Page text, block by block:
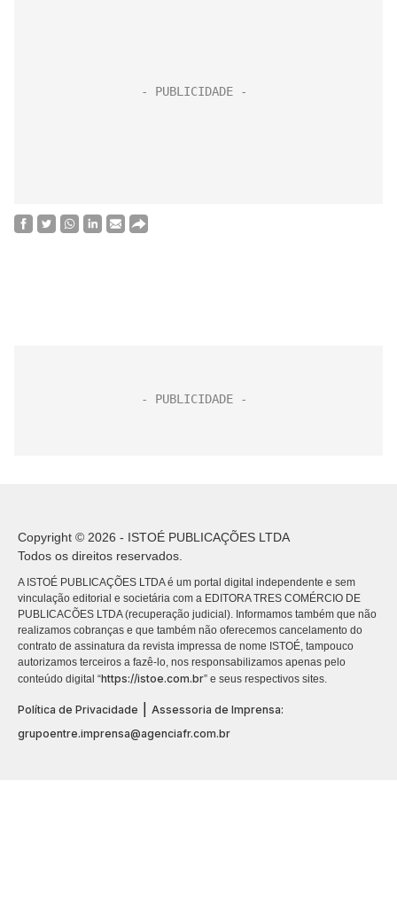
Copyright © 2026 - ISTOÉ PUBLICAÇÕES LTDA
Todos os direitos reservados.
A ISTOÉ PUBLICAÇÕES LTDA é um portal digital independente e sem
vinculação editorial e societária com a EDITORA TRES COMÉRCIO DE
PUBLICACÕES LTDA (recuperação judicial). Informamos também que não
realizamos cobranças e que também não oferecemos cancelamento do
contrato de assinatura da revista impressa de nome ISTOÉ, tampouco
autorizamos terceiros a fazê-lo, nos responsabilizamos apenas pelo
conteúdo digital “https://istoe.com.br” e seus respectivos sites.
Política de Privacidade
Assessoria de Imprensa:
grupoentre.imprensa@agenciafr.com.br